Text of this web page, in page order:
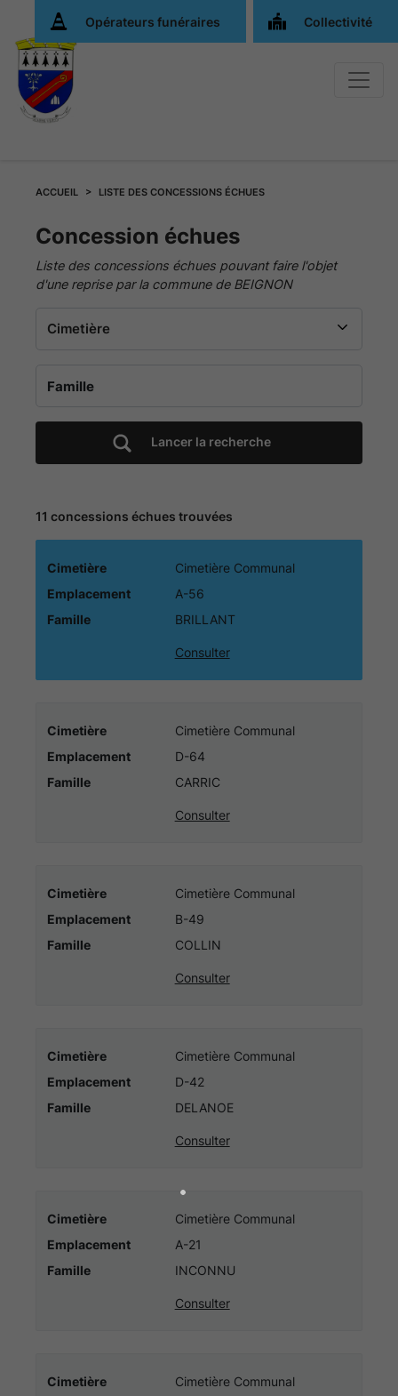
Opérateurs funéraires Collectivité
ACCUEIL LISTE DES CONCESSIONS ÉCHUES
Liste
des
concessions
expirées
-
Cimetière
Communal
-
Portail
funéraire
Citoyen
de
la
commune
BEIGNON
Concession échues
Liste des concessions échues pouvant faire l'objet
d'une reprise par la commune de BEIGNON
Lancer la recherche
11 concessions échues trouvées
Cimetière
Cimetière Communal
Emplacement
A-56
Famille
BRILLANT
Consulter
Cimetière
Cimetière Communal
Emplacement
D-64
Famille
CARRIC
Consulter
Cimetière
Cimetière Communal
Emplacement
B-49
Famille
COLLIN
Consulter
Cimetière
Cimetière Communal
Emplacement
D-42
Famille
DELANOE
Consulter
Cimetière
Cimetière Communal
Emplacement
A-21
Famille
INCONNU
Consulter
Cimetière
Cimetière Communal